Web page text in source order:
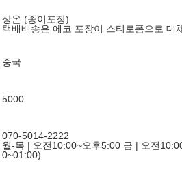
상온 (종이포장)
택배배송은 에코 포장이 스티로폼으로 대
중국
5000
070-5014-2222
월-목 | 오전10:00~오후5:00 금 | 오전
0~01:00)